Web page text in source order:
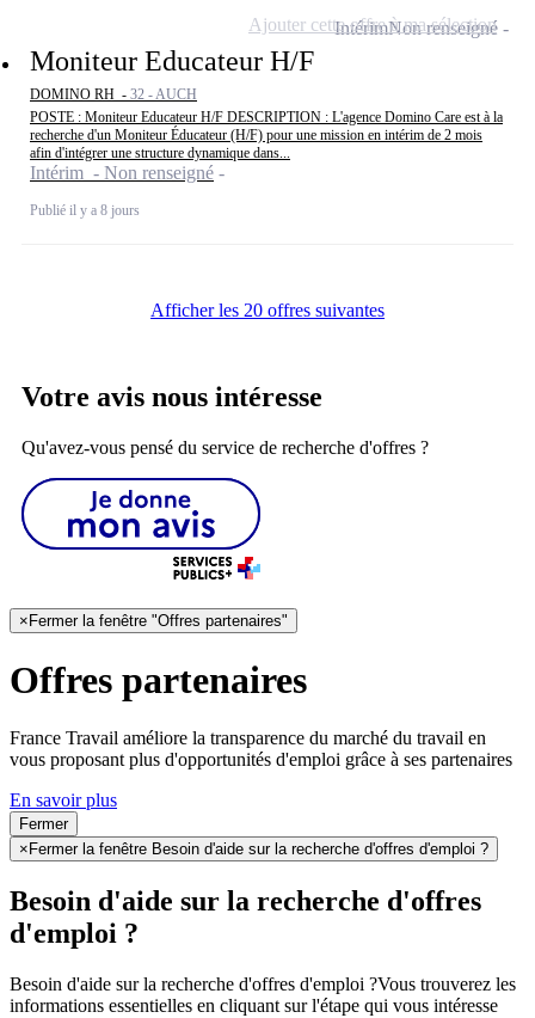
Moniteur Educateur H/F
DOMINO RH - 32 - AUCH
POSTE : Moniteur Educateur H/F DESCRIPTION : L'agence Domino Care est à la
recherche d'un Moniteur Éducateur (H/F) pour une mission en intérim de 2 mois
afin d'intégrer une structure dynamique dans...
Intérim - Non renseigné
Publié il y a 8 jours
IntérimNon renseigné
Ajouter cette offre à ma sélection
Afficher les 20 offres suivantes
Votre avis nous intéresse
Qu'avez-vous pensé du service de recherche d'offres ?
×Fermer la fenêtre "Offres partenaires"
Offres partenaires
France Travail améliore la transparence du marché du travail en
vous proposant plus d'opportunités d'emploi grâce à ses partenaires
En savoir plus
Fermer
× Fermer la fenêtre Besoin d'aide sur la recherche d'offres d'emploi ?
Besoin d'aide sur la recherche d'offres
d'emploi ?
Besoin d'aide sur la recherche d'offres d'emploi ?Vous trouverez les
informations essentielles en cliquant sur l'étape qui vous intéresse